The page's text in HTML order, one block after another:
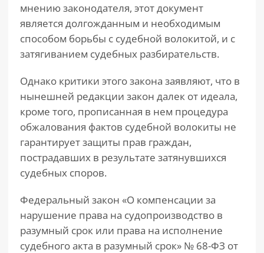
мнению законодателя, этот документ
является долгожданным и необходимым
способом борьбы с судебной волокитой, и с
затягиванием судебных разбирательств.
Однако критики этого закона заявляют, что в
нынешней редакции закон далек от идеала,
кроме того, прописанная в нем процедура
обжалования фактов судебной волокиты не
гарантирует защиты прав граждан,
пострадавших в результате затянувшихся
судебных споров.
Федеральный закон «О компенсации за
нарушение права на судопроизводство в
разумный срок или права на исполнение
судебного акта в разумный срок» № 68-ФЗ от